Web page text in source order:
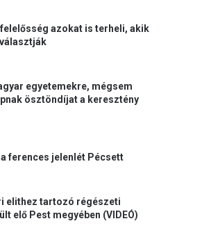
azokat is terheli, akik
egyetemekre, mégsem
ösztöndíjat a keresztény
ferences jelenlét Pécsett
elithez tartozó régészeti
elő Pest megyében (VIDEÓ)